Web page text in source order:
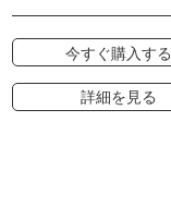
今すぐ購入する
詳細を見る